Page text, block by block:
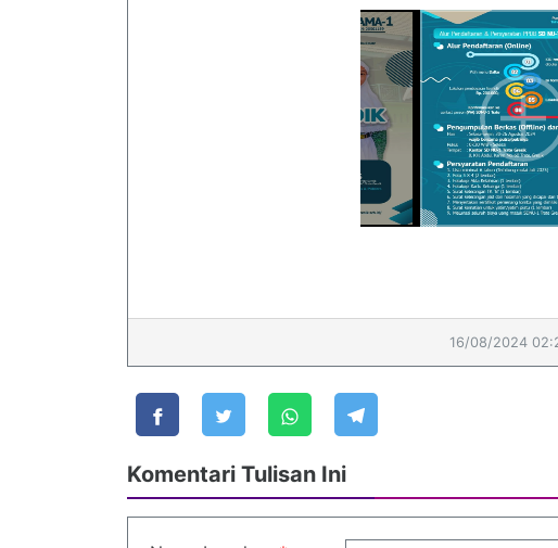
Komentari Tulisan Ini